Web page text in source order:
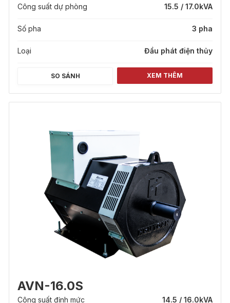
Công suất dự phòng 15.5 / 17.0kVA
Số pha 3 pha
Loại Đầu phát điện thủy
SO SÁNH XEM THÊM
AVN-16.0S
Công suất định mức 14.5 / 16.0kVA